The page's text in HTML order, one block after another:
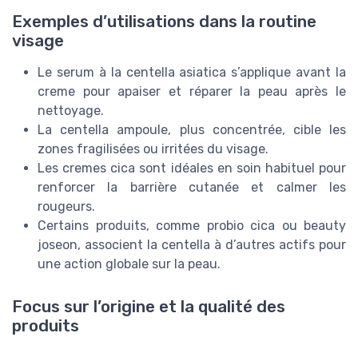
Exemples d’utilisations dans la routine
visage
Le serum à la centella asiatica s’applique avant la
creme pour apaiser et réparer la peau après le
nettoyage.
La centella ampoule, plus concentrée, cible les
zones fragilisées ou irritées du visage.
Les cremes cica sont idéales en soin habituel pour
renforcer la barrière cutanée et calmer les
rougeurs.
Certains produits, comme probio cica ou beauty
joseon, associent la centella à d’autres actifs pour
une action globale sur la peau.
Focus sur l’origine et la qualité des
produits